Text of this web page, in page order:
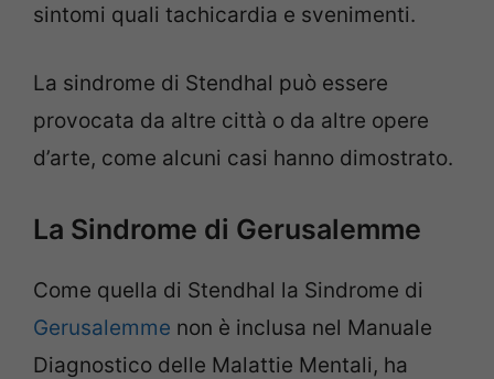
sintomi quali tachicardia e svenimenti.
La sindrome di Stendhal può essere
provocata da altre città o da altre opere
d’arte, come alcuni casi hanno dimostrato.
La Sindrome di Gerusalemme
Come quella di Stendhal la Sindrome di
Gerusalemme non è inclusa nel Manuale
Diagnostico delle Malattie Mentali, ha